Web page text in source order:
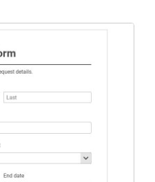
The form is suitable for
registration, business
participation. It helps
so organizers can
next steps, and maintain
time.